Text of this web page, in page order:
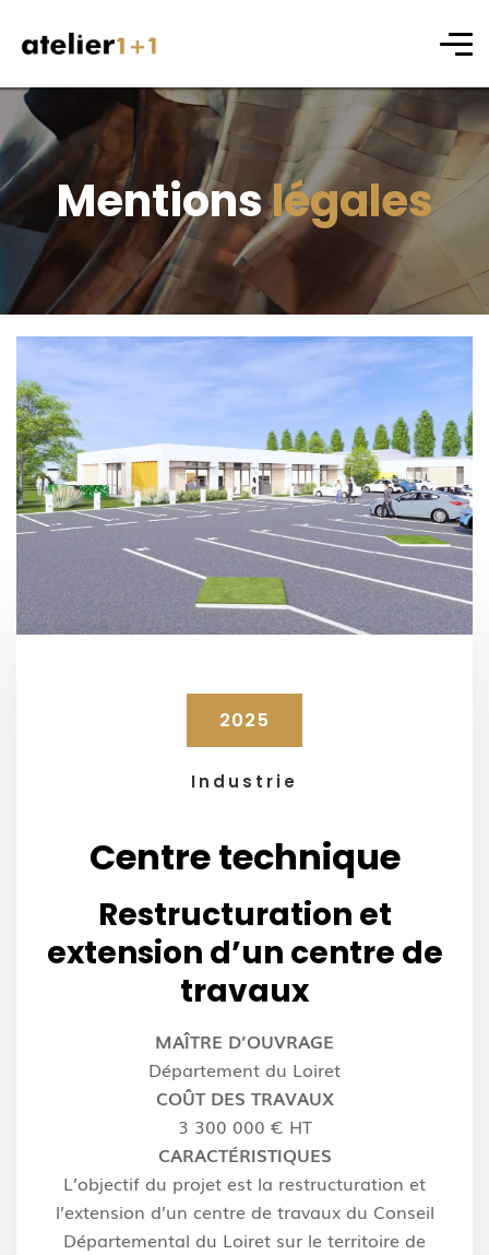
Mentionslégales
2025
Industrie
Centre technique
Restructuration et
extension d’un centre de
travaux
MAÎTRE D’OUVRAGE
Département du Loiret
COÛT DES TRAVAUX
3 300 000 € HT
CARACTÉRISTIQUES
L’objectif du projet est la restructuration et
l’extension d’un centre de travaux du Conseil
Départemental du Loiret sur le territoire de